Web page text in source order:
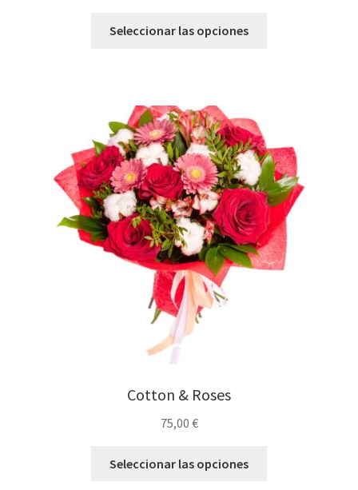
Seleccionar las opciones
Cotton & Roses
75,00 €
Seleccionar las opciones